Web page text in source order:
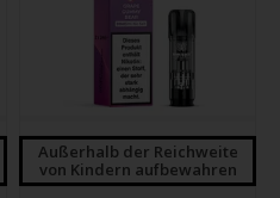
Außerhalb der Reichweite
von Kindern aufbewahren